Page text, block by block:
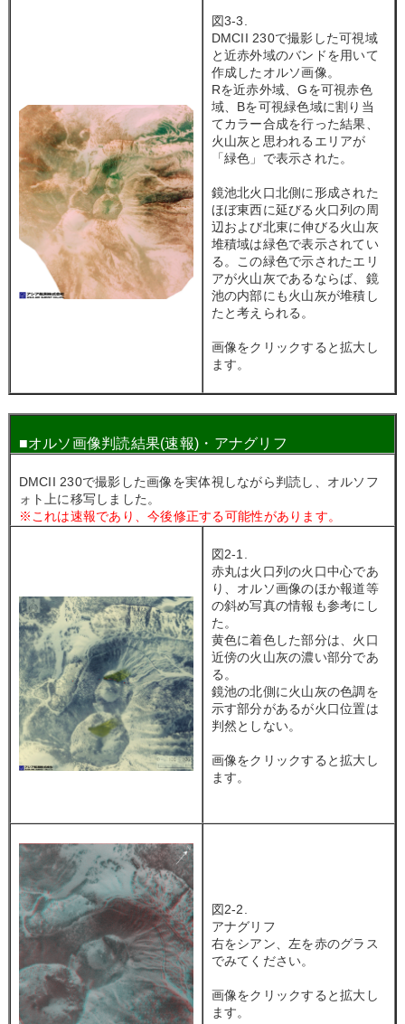
図3-3.
DMCII 230で撮影した可視域
と近赤外域のバンドを用いて
作成したオルソ画像。
Rを近赤外域、Gを可視赤色
域、Bを可視緑色域に割り当
てカラー合成を行った結果、
火山灰と思われるエリアが
「緑色」で表示された。
鏡池北火口北側に形成された
ほぼ東西に延びる火口列の周
辺および北東に伸びる火山灰
堆積域は緑色で表示されてい
る。この緑色で示されたエリ
アが火山灰であるならば、鏡
池の内部にも火山灰が堆積し
たと考えられる。
画像をクリックすると拡大し
ます。
■オルソ画像判読結果(速報)・アナグリフ
DMCII 230で撮影した画像を実体視しながら判読し、オルソフ
ォト上に移写しました。
※これは速報であり、今後修正する可能性があります。
図2-1.
赤丸は火口列の火口中心であ
り、オルソ画像のほか報道等
の斜め写真の情報も参考にし
た。
黄色に着色した部分は、火口
近傍の火山灰の濃い部分であ
る。
鏡池の北側に火山灰の色調を
示す部分があるが火口位置は
判然としない。
画像をクリックすると拡大し
ます。
図2-2.
アナグリフ
右をシアン、左を赤のグラス
でみてください。
画像をクリックすると拡大し
ます。